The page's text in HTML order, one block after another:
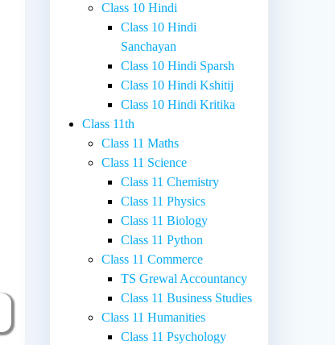
Class 10 Hindi
Class 10 Hindi
Sanchayan
Class 10 Hindi Sparsh
Class 10 Hindi Kshitij
Class 10 Hindi Kritika
Class 11th
Class 11 Maths
Class 11 Science
Class 11 Chemistry
Class 11 Physics
Class 11 Biology
Class 11 Python
Class 11 Commerce
TS Grewal Accountancy
Class 11 Business Studies
Class 11 Humanities
Class 11 Psychology